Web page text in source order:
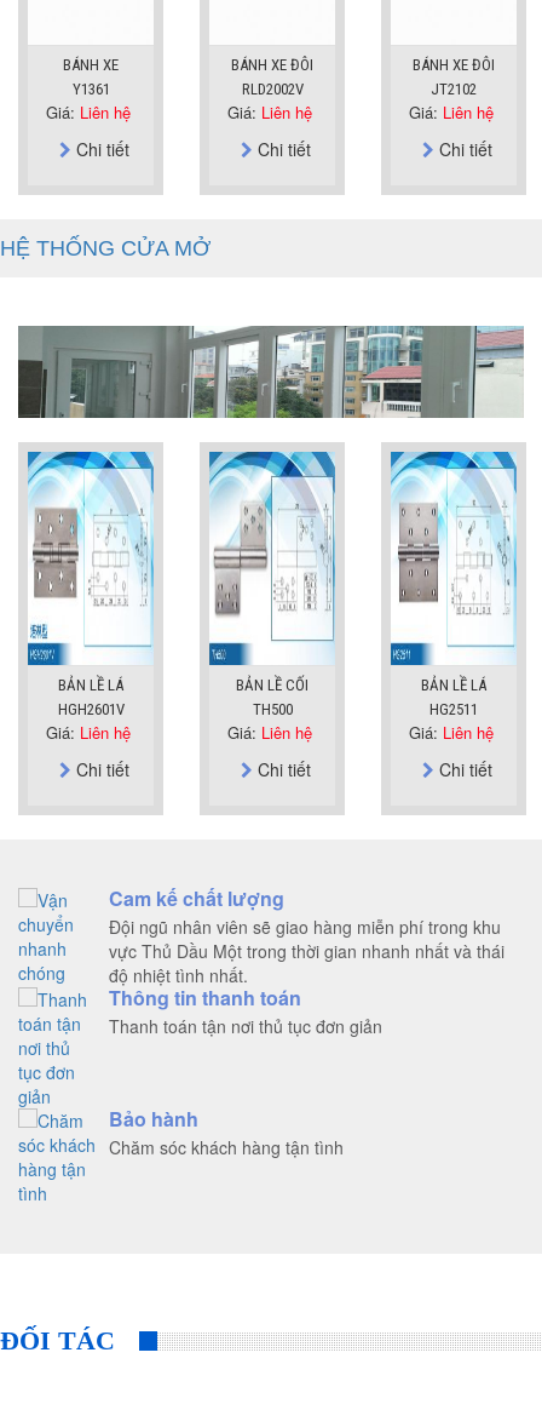
BÁNH XE
Y1361
Giá: Liên hệ
Chi tiết
BÁNH XE ĐÔI
RLD2002V
Giá: Liên hệ
Chi tiết
BÁNH XE ĐÔI
JT2102
Giá: Liên hệ
Chi tiết
HỆ THỐNG CỬA MỞ
BẢN LỀ LÁ
HGH2601V
Giá: Liên hệ
Chi tiết
BẢN LỀ CỐI
TH500
Giá: Liên hệ
Chi tiết
BẢN LỀ LÁ
HG2511
Giá: Liên hệ
Chi tiết
Cam kế chất lượng
Đội ngũ nhân viên sẽ giao hàng miễn phí trong khu
vực Thủ Dầu Một trong thời gian nhanh nhất và thái
độ nhiệt tình nhất.
Thông tin thanh toán
Thanh toán tận nơi thủ tục đơn giản
Bảo hành
Chăm sóc khách hàng tận tình
ĐỐI TÁC